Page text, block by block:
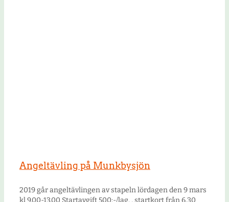
Angeltävling på Munkbysjön
2019 går angeltävlingen av stapeln lördagen den 9 mars
kl 9.00-13.00 Startavgift 500:-/lag, , startkort från 6.30